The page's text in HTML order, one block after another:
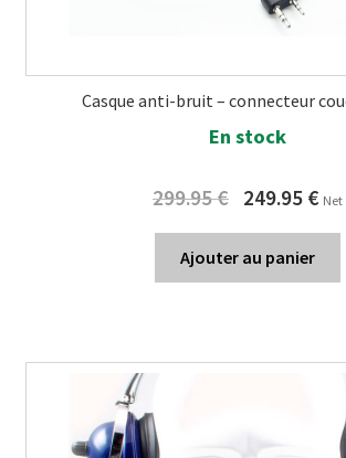
Casque anti-bruit – connecteur
En stock
299.95€
Original
249.95 € Net
Ajouter au panier